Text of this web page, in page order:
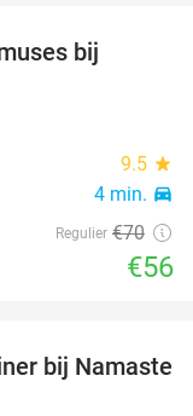
bij
9.5 star
4 min. directions_car
Regulier €70
€56
29%
bij Namaste